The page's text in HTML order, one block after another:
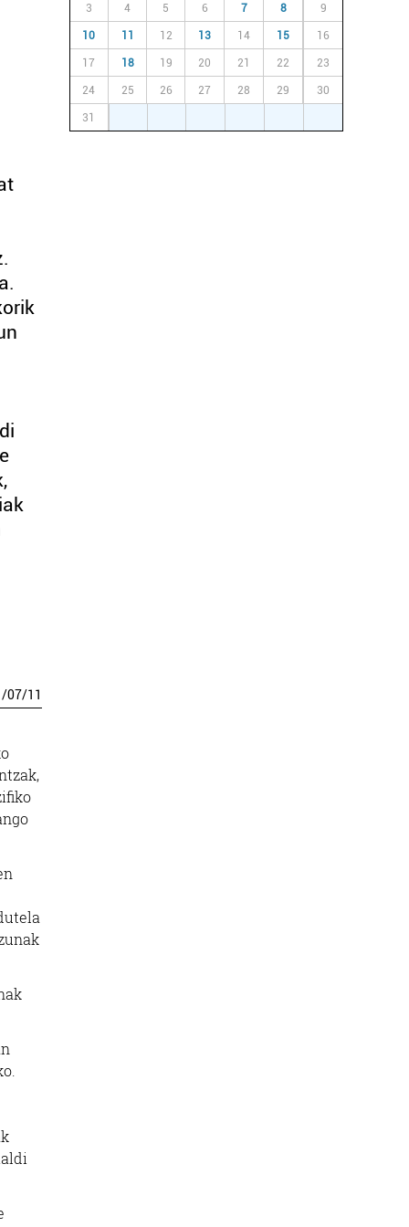
/07/11
3 4 5 6 7 8 9
10 11 12 13 14 15 16
17 18 19 20 21 22 23
24 25 26 27 28 29 30
31